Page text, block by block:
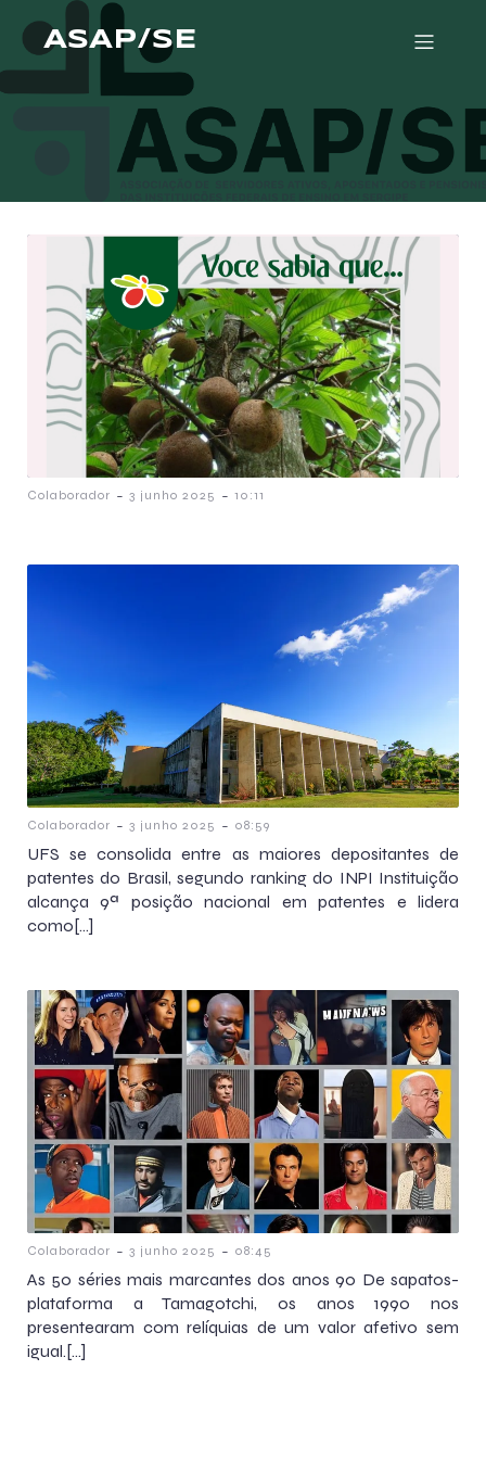
ASAP/SE
Colaborador - 3 junho 2025 - 10:11
Colaborador - 3 junho 2025 - 08:59
UFS se consolida entre as maiores depositantes de
patentes do Brasil, segundo ranking do INPI Instituição
alcança 9ª posição nacional em patentes e lidera
como[…]
Colaborador - 3 junho 2025 - 08:45
As 50 séries mais marcantes dos anos 90 De sapatos-
plataforma a Tamagotchi, os anos 1990 nos
presentearam com relíquias de um valor afetivo sem
igual.[…]